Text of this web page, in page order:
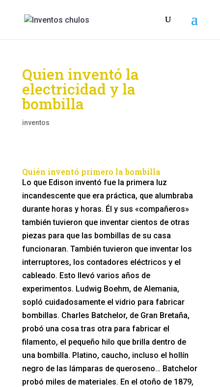
Quien inventó la
electricidad y la
bombilla
inventos
Quién inventó primero la bombilla
Lo que Edison inventó fue la primera luz
incandescente que era práctica, que alumbraba
durante horas y horas. Él y sus «compañeros»
también tuvieron que inventar cientos de otras
piezas para que las bombillas de su casa
funcionaran. También tuvieron que inventar los
interruptores, los contadores eléctricos y el
cableado. Esto llevó varios años de
experimentos. Ludwig Boehm, de Alemania,
sopló cuidadosamente el vidrio para fabricar
bombillas. Charles Batchelor, de Gran Bretaña,
probó una cosa tras otra para fabricar el
filamento, el pequeño hilo que brilla dentro de
una bombilla. Platino, caucho, incluso el hollín
negro de las lámparas de queroseno… Batchelor
probó miles de materiales. En el otoño de 1879,